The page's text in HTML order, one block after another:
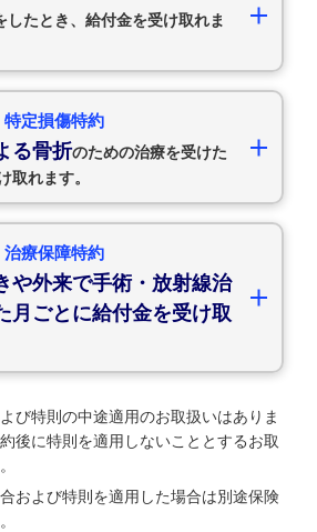
したとき、給付金を受け取れま
特定損傷特約
る骨折のための治療を受けた
取れます。
治療保障特約
や外来で手術・放射線治
月ごとに給付金を受け取
び特則の中途適用のお取扱いはありま
後に特則を適用しないこととするお取
および特則を適用した場合は別途保険